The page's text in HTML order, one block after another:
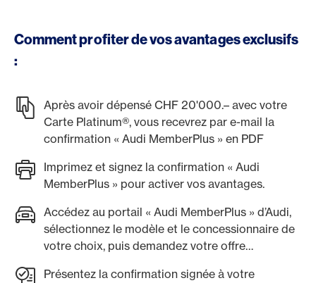
Comment profiter de vos avantages exclusifs
:
Après avoir dépensé CHF 20'000.– avec votre
Carte Platinum®, vous recevrez par e-mail la
confirmation « Audi MemberPlus » en PDF
Imprimez et signez la confirmation « Audi
MemberPlus » pour activer vos avantages.
Accédez au portail « Audi MemberPlus » d’Audi,
sélectionnez le modèle et le concessionnaire de
votre choix, puis demandez votre offre
Présentez la confirmation signée à votre